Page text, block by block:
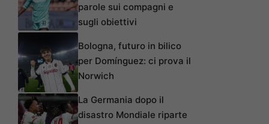
parole sui compagni e
sugli obiettivi
Bologna, futuro in bilico
per Domínguez: ci prova il
Norwich
La Germania dopo il
disastro Mondiale riparte